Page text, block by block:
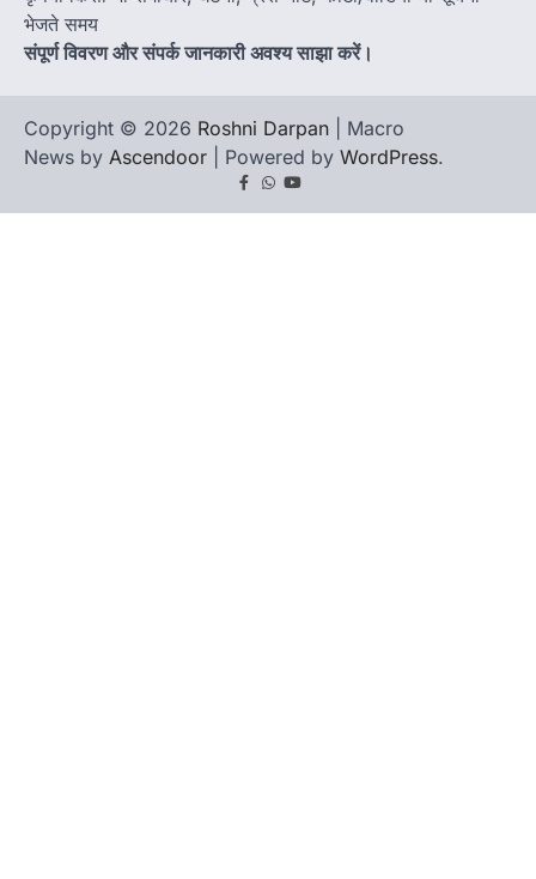
भेजते समय
संपूर्ण विवरण और संपर्क जानकारी अवश्य साझा करें।
Copyright © 2026 Roshni Darpan | Macro
News by Ascendoor | Powered by WordPress.
Facebook
Whatsapp
youtube